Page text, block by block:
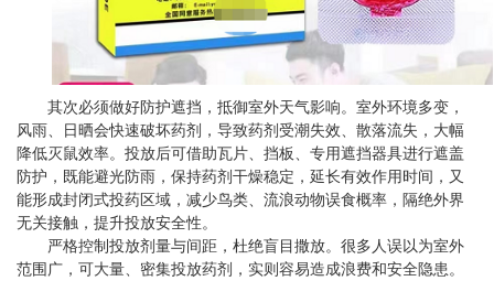
其次必须做好防护遮挡，抵御室外天气影响。室外环境多变，
风雨、日晒会快速破坏药剂，导致药剂受潮失效、散落流失，大幅
降低灭鼠效率。投放后可借助瓦片、挡板、专用遮挡器具进行遮盖
防护，既能避光防雨，保持药剂干燥稳定，延长有效作用时间，又
能形成封闭式投药区域，减少鸟类、流浪动物误食概率，隔绝外界
无关接触，提升投放安全性。
严格控制投放剂量与间距，杜绝盲目撒放。很多人误以为室外
范围广，可大量、密集投放药剂，实则容易造成浪费和安全隐患。